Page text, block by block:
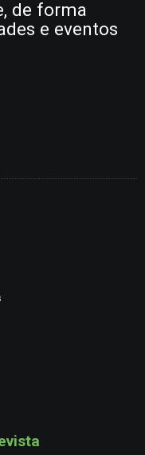
de forma
e eventos